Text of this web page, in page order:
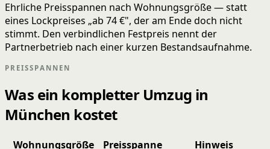
Ehrliche Preisspannen nach Wohnungsgröße — statt
eines Lockpreises „ab 74 €", der am Ende doch nicht
stimmt. Den verbindlichen Festpreis nennt der
Partnerbetrieb nach einer kurzen Bestandsaufnahme.
PREISSPANNEN
Was ein kompletter Umzug in
München kostet
Wohnungsgröße Preisspanne
Hinweis